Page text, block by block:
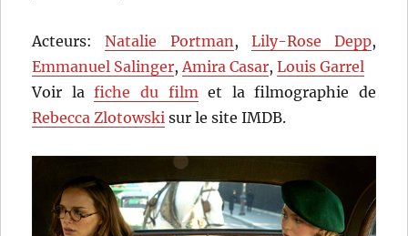
Acteurs:Natalie Portman, Lily-Rose Depp,
Emmanuel Salinger,Amira Casar,Louis Garrel
Voir lafiche du filmet la filmographie de
Rebecca Zlotowski sur le site IMDB.